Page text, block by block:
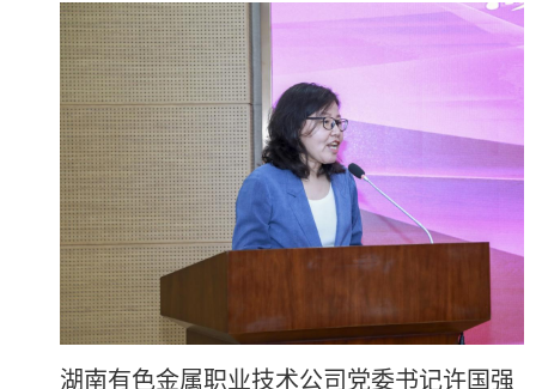
湖南有色金属职业技术公司党委书记许国强